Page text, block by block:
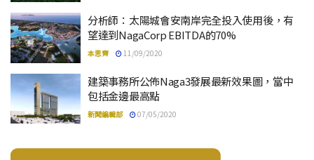
分析師：太陽城會安南岸完全投入使用後，有
望達到NagaCorp EBITDA的70%
本思齊 11/09/2020
建築事務所公佈Naga3發展最新效果圖，當中
包括金邊最高點
新聞編輯部 07/05/2020